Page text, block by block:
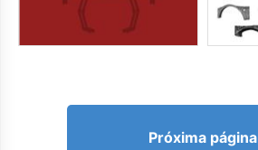
Próxima página